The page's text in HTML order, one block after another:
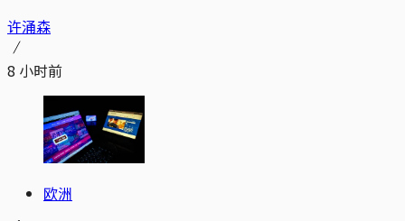
许涌森
8 小时前
欧洲